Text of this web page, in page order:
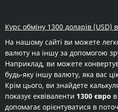
Курс обміну 1300 доларів (USD)
На нашому сайті ви можете
валюту на іншу за допомогою
Наприклад, ви можете
будь-яку іншу валюту, яка вас
Крім цього, ви знайдете
показує еквіваленти 1300 євро
допомагає орієнтуватися в